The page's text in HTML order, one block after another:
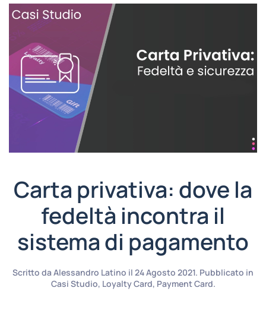
Carta privativa: dove la
fedeltà incontra il
sistema di pagamento
Scritto da Alessandro Latino il 24 Agosto 2021. Pubblicato in
Casi Studio, Loyalty Card, Payment Card.